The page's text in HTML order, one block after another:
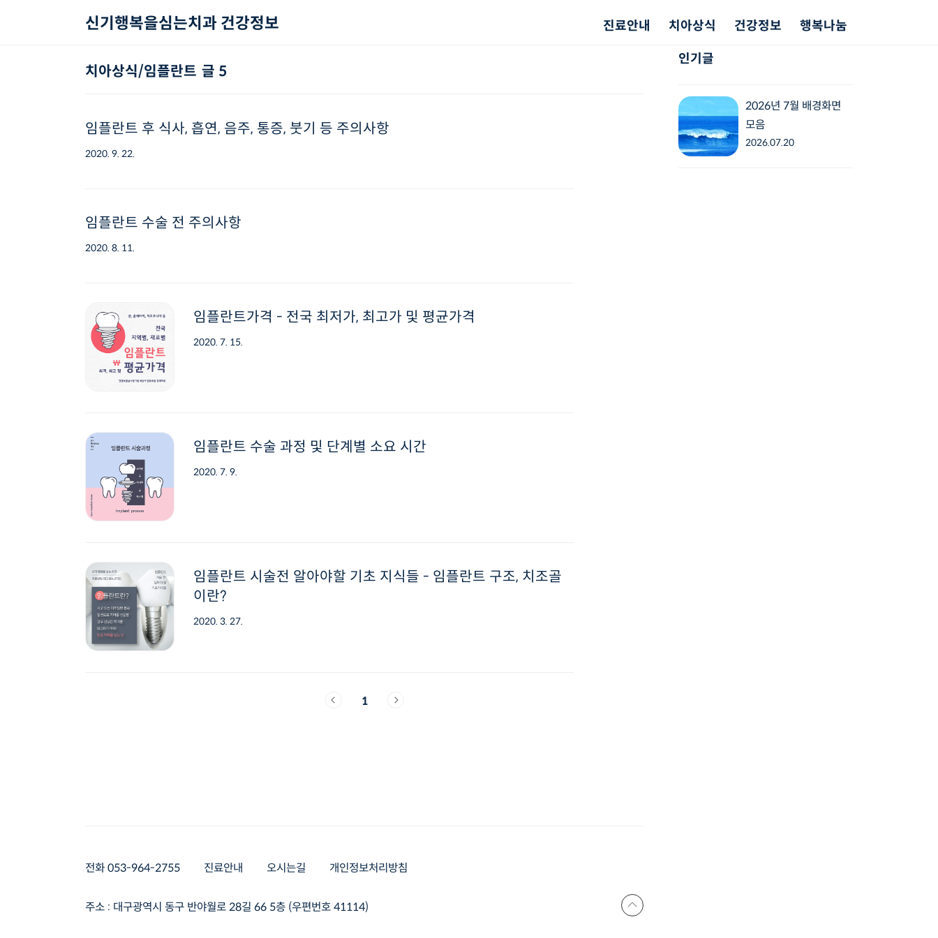
신기행복을심는치과 건강정보 진료안내 치아상식 건강정보 행복나눔
치아상식/임플란트 글 5
임플란트 후 식사, 흡연, 음주, 통증, 붓기 등 주의사항
2020. 9. 22.
임플란트 수술 전 주의사항
2020. 8. 11.
임플란트가격 - 전국 최저가, 최고가 및 평균가격
2020. 7. 15.
임플란트 수술 과정 및 단계별 소요 시간
2020. 7. 9.
임플란트 시술전 알아야할 기초 지식들 - 임플란트 구조, 치조골
이란?
2020. 3. 27.
1
인기글
2026년 7월 배경화면
모음
2026.07.20
전화 053-964-2755 진료안내 오시는길 개인정보처리방침
주소 : 대구광역시 동구 반야월로 28길 66 5층 (우편번호 41114)